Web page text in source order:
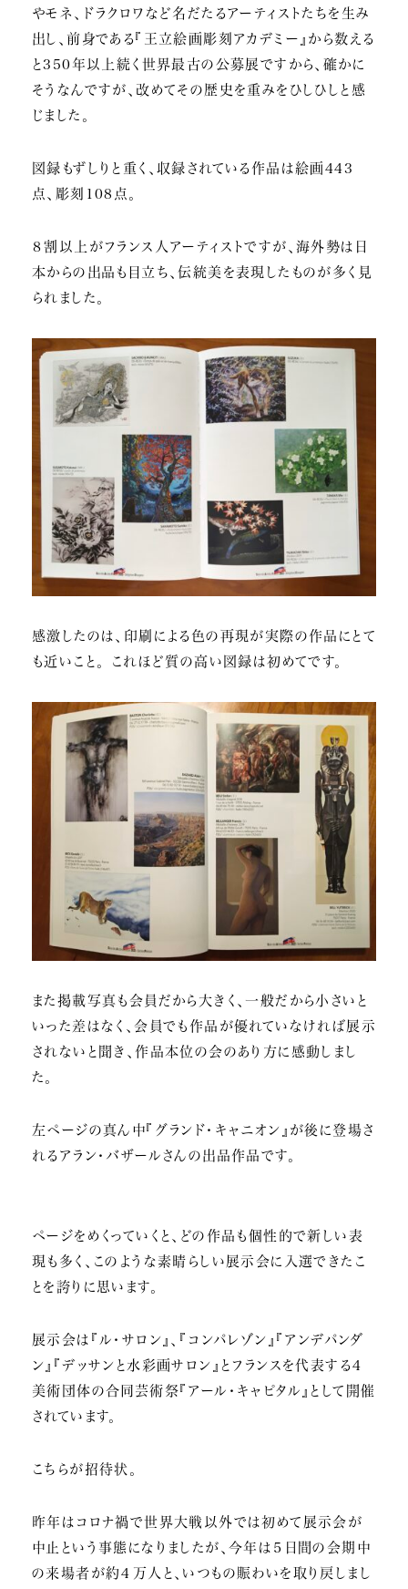
やモネ、ドラクロワなど名だたるアーティストたちを生み
出し、前身である『王立絵画彫刻アカデミー』から数える
と350年以上続く世界最古の公募展ですから、確かに
そうなんですが、改めてその歴史を重みをひしひしと感
じました。
図録もずしりと重く、収録されている作品は絵画443
点、彫刻108点。
８割以上がフランス人アーティストですが、海外勢は日
本からの出品も目立ち、伝統美を表現したものが多く見
られました。
感激したのは、印刷による色の再現が実際の作品にとて
も近いこと。 これほど質の高い図録は初めてです。
また掲載写真も会員だから大きく、一般だから小さいと
いった差はなく、会員でも作品が優れていなければ展示
されないと聞き、作品本位の会のあり方に感動しまし
た。
左ページの真ん中『グランド・キャニオン』が後に登場さ
れるアラン・バザールさんの出品作品です。
ページをめくっていくと、どの作品も個性的で新しい表
現も多く、このような素晴らしい展示会に入選できたこ
とを誇りに思います。
展示会は『ル・サロン』、『コンパレゾン』『アンデパンダ
ン』『デッサンと水彩画サロン』とフランスを代表する４
美術団体の合同芸術祭『アール・キャピタル』として開催
されています。
こちらが招待状。
昨年はコロナ禍で世界大戦以外では初めて展示会が
中止という事態になりましたが、今年は５日間の会期中
の来場者が約４万人と、いつもの賑わいを取り戻しまし